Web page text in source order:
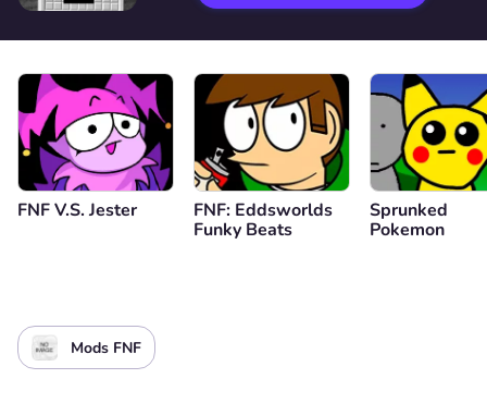
FNF V.S. Jester
FNF: Eddsworlds
Funky Beats
Sprunked
Pokemon
Mods FNF